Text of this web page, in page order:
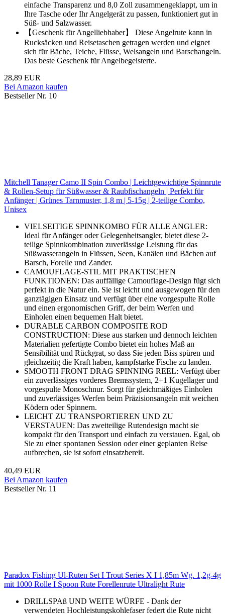
einfache Transparenz und 8,0 Zoll zusammengeklappt, um in
Ihre Tasche oder Ihr Angelgerät zu passen, funktioniert gut in
Süß- und Salzwasser.
【Geschenk für Angelliebhaber】 Diese Angelrute kann in
Rucksäcken und Reisetaschen getragen werden und eignet
sich für Bäche, Teiche, Flüsse, Welsangeln und Barschangeln.
Das beste Geschenk für Angelbegeisterte.
28,89 EUR
Bei Amazon kaufen
Bestseller Nr. 10
Mitchell Tanager Camo II Spin Combo | Leichtgewichtige Spinnrute
& Rollen-Setup für Süßwasser & Raubfischangeln | Perfekt für
Anfänger | Grünes Tarnmuster, 1,8 m | 5-15g | 2-teilige Combo,
Unisex
VIELSEITIGE SPINNKOMBO FÜR ALLE ANGLER:
Ideal für Anfänger oder Gelegenheitsangler, bietet diese 2-
teilige Spinnkombination zuverlässige Leistung für das
Süßwasserangeln in Flüssen, Seen, Kanälen und Bächen auf
Barsch, Forelle und Zander.
CAMOUFLAGE-STIL MIT PRAKTISCHEN
FUNKTIONEN: Das auffällige Camouflage-Design fügt sich
perfekt in die Natur ein. Sie ist leicht und ausgewogen für den
ganztägigen Einsatz und verfügt über eine vorgespulte Rolle
und einen ergonomischen Griff, der beim Werfen und
Einholen einen bequemen Halt bietet.
DURABLE CARBON COMPOSITE ROD
CONSTRUCTION: Diese aus starken und dennoch leichten
Materialien gefertigte Combo bietet ein hohes Maß an
Sensibilität und Rückgrat, so dass Sie jeden Biss spüren und
gleichzeitig die Kraft haben, kampfstarke Fische zu landen.
SMOOTH FRONT DRAG SPINNING REEL: Verfügt über
ein zuverlässiges vorderes Bremssystem, 2+1 Kugellager und
vorgespulte Monoschnur. Sorgt für gleichmäßiges Einholen
und zuverlässiges Werfen beim Präzisionsangeln mit weichen
Ködern oder Spinnern.
LEICHT ZU TRANSPORTIEREN UND ZU
VERSTAUEN: Das zweiteilige Rutendesign macht sie
kompakt für den Transport und einfach zu verstauen. Egal, ob
Sie zu einer spontanen Session oder einer geplanten Reise
aufbrechen, sie ist sofort einsatzbereit.
40,49 EUR
Bei Amazon kaufen
Bestseller Nr. 11
Paradox Fishing Ul-Ruten Set I Trout Series X I 1,85m Wg. 1,2g-4g
mit 1000 Rolle I Spoon Rute Forellenrute Ultralight Rute
DRILLSPAß UND WEITE WÜRFE - Dank der
verwendeten Hochleistungskohlefaser federt die Rute nicht